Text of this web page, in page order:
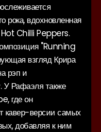
рока, вдохновленная
Chilli Peppers.
"Running
взгляд Крира
рэп и
У Рафаэля также
где он
кавер-версии самых
добавляя к ним